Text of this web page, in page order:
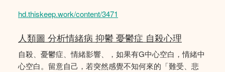
hd.thiskeep.work/content/3471
人類圖 分析情緒病 抑鬱 憂鬱症 自殺心理
自殺、憂鬱症、情緒影響、，如果有G中心空白，情緒中
心空白。留意自己，若突然感覺不知何來的「難受、悲